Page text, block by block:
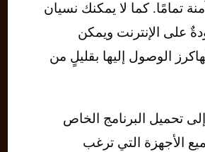
تمامًا. كما لا يمكنك نسيان
على الإنترنت ويمكن
الوصول إليها بقليلٍ من
إلى تحميل البرنامج الخاص
الأجهزة التي ترغب